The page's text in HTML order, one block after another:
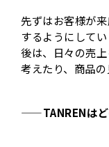
先ずはお客様が
するようにしてい
後は、日々の売
考えたり、商品の
——TANRENはど